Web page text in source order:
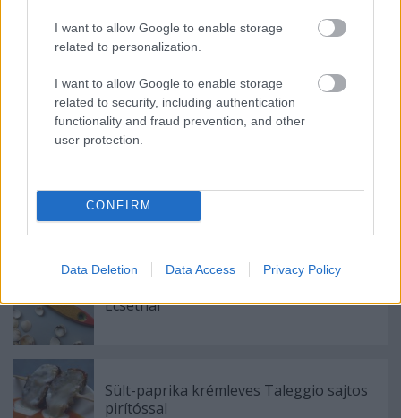
I want to allow Google to enable storage
related to personalization.
I want to allow Google to enable storage
related to security, including authentication
functionality and fraud prevention, and other
user protection.
CONFIRM
Data Deletion Data Access Privacy Policy
A 211C nem szivatás, egyszerűen melléütöttem, de
mennyire jól hangzik nem? Nem akartam kijavítani.
Címkék:édes más gyümölcsös
Ajánlott bejegyzések:
Ecsethal
Sült-paprika krémleves Taleggio sajtos
pirítóssal